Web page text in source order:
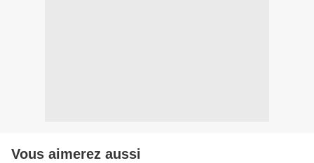
Vous aimerez aussi